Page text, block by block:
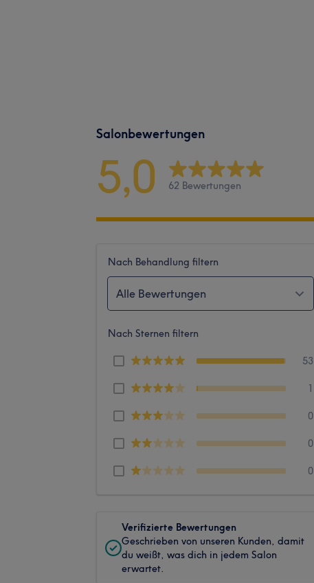
Salonbewertungen
5,0 62 Bewertungen
Nach Behandlung filtern
Alle Bewertungen
Nach Sternen filtern
53
1
0
0
0
Verifizierte Bewertungen
Geschrieben von unseren Kunden, damit
du weißt, was dich in jedem Salon
erwartet.